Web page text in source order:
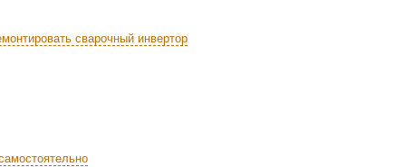
сварочный инвертор